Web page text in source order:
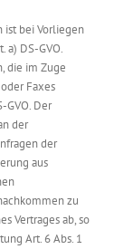
ist bei Vorliegen
a) DS-GVO.
die im Zuge
Faxes
GVO. Der
der
der
aus
zu
Vertrages ab, so
Art. 6 Abs. 1